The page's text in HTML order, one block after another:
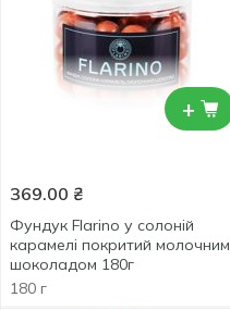
+
369.00 ₴
Фундук Flarino у солоній
карамелі покритий молочним
шоколадом 180г
180 г